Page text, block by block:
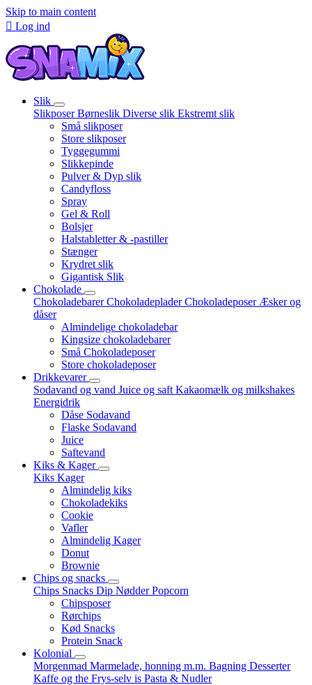
Skip to main content
 Log ind
Slik
SlikposerBørneslik Diverse slik Ekstremt slik
Små slikposer
Store slikposer
Tyggegummi
Slikkepinde
Pulver & Dyp slik
Candyfloss
Spray
Gel & Roll
Bolsjer
Halstabletter & -pastiller
Stænger
Krydret slik
Gigantisk Slik
Chokolade
ChokoladebarerChokoladepladerChokoladeposer Æsker og
dåser
Almindelige chokoladebar
Kingsize chokoladebarer
Små Chokoladeposer
Store chokoladeposer
Drikkevarer
Sodavand og vand Juice og saft Kakaomælk og milkshakes
Energidrik
Dåse Sodavand
Flaske Sodavand
Juice
Saftevand
Kiks & Kager
Kiks Kager
Almindelig kiks
Chokoladekiks
Cookie
Vafler
Almindelig Kager
Donut
Brownie
Chips og snacks
Chips Snacks Dip NødderPopcorn
Chipsposer
Rørchips
Kød Snacks
Protein Snack
Kolonial
Morgenmad Marmelade, honning m.m. Bagning Desserter
Kaffe og the Frys-selv is Pasta & Nudler